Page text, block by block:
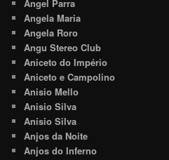
Angel Parra
Angela Maria
Angela Roro
Angu Stereo Club
Aniceto do Império
Aniceto e Campolino
Anisio Mello
Anisio Silva
Anísio Silva
Anjos da Noite
Anjos do Inferno